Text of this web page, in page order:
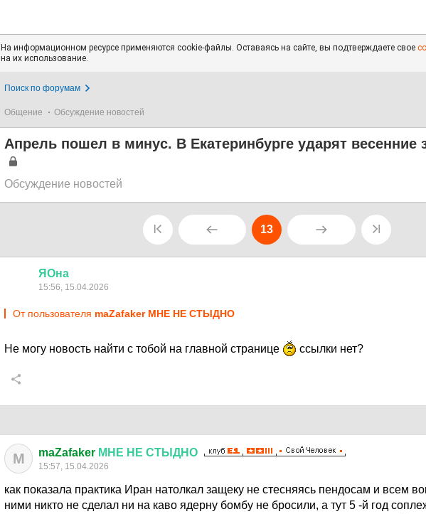
На информационном ресурсе применяются cookie-файлы. Оставаясь на сайте, вы подтверждаете свое
на их использование.
Поиск по форумам
Общение Обсуждение новостей
Апрель пошел в минус. В Екатеринбурге ударят весенние
Обсуждение новостей
13
ЯОна
15:56, 15.04.2026
От пользователя maZafaker МНЕ НЕ СТЫДНО
Не могу новость найти с тобой на главной странице ссылки нет?
M maZafaker МНЕ НЕ СТЫДНО
15:57, 15.04.2026
как показала практика Иран натолкал защеку не стесняясь пендосам и всем
ними никто не сделал ни на каво ядерну бомбу не бросили, а тут 5 -й год